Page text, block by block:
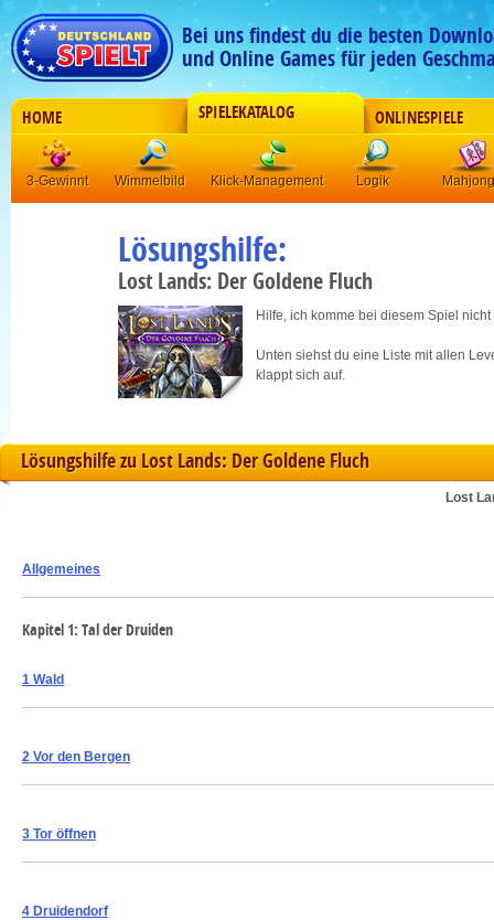
Bei uns findest du die besten
und Online Games für jeden
HOME SPIELEKATALOG ONLINESPIELE
3-Gewinnt Wimmelbild Klick-Management Logik Mahjong
Lösungshilfe:
Lost Lands: Der Goldene Fluch
Hilfe, ich komme bei diesem Spiel
Unten siehst du eine Liste mit allen
klappt sich auf.
Lösungshilfe zu Lost Lands: Der Goldene Fluch
Lost
Allgemeines
Kapitel 1: Tal der Druiden
1 Wald
2 Vor den Bergen
3 Tor öffnen
4 Druidendorf